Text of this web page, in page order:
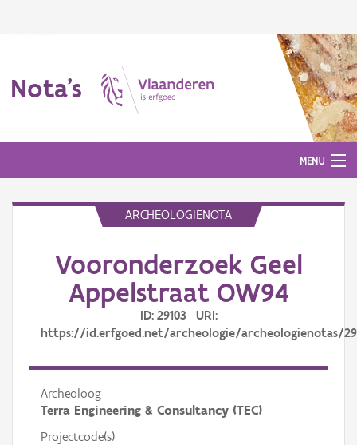
Nota's
MENU
Aanmelden
ARCHEOLOGIENOTA
Vooronderzoek Geel
Appelstraat OW94
ID: 29103 URI:
https://id.erfgoed.net/archeologie/archeologienotas/
Archeoloog
Terra Engineering & Consultancy (TEC)
Projectcode(s)